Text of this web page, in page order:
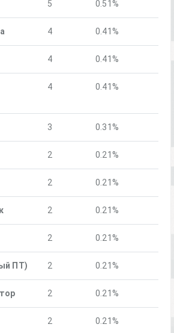
5 0.51%
4 0.41%
4 0.41%
4 0.41%
3 0.31%
2 0.21%
2 0.21%
2 0.21%
2 0.21%
ПТ) 2 0.21%
2 0.21%
2 0.21%